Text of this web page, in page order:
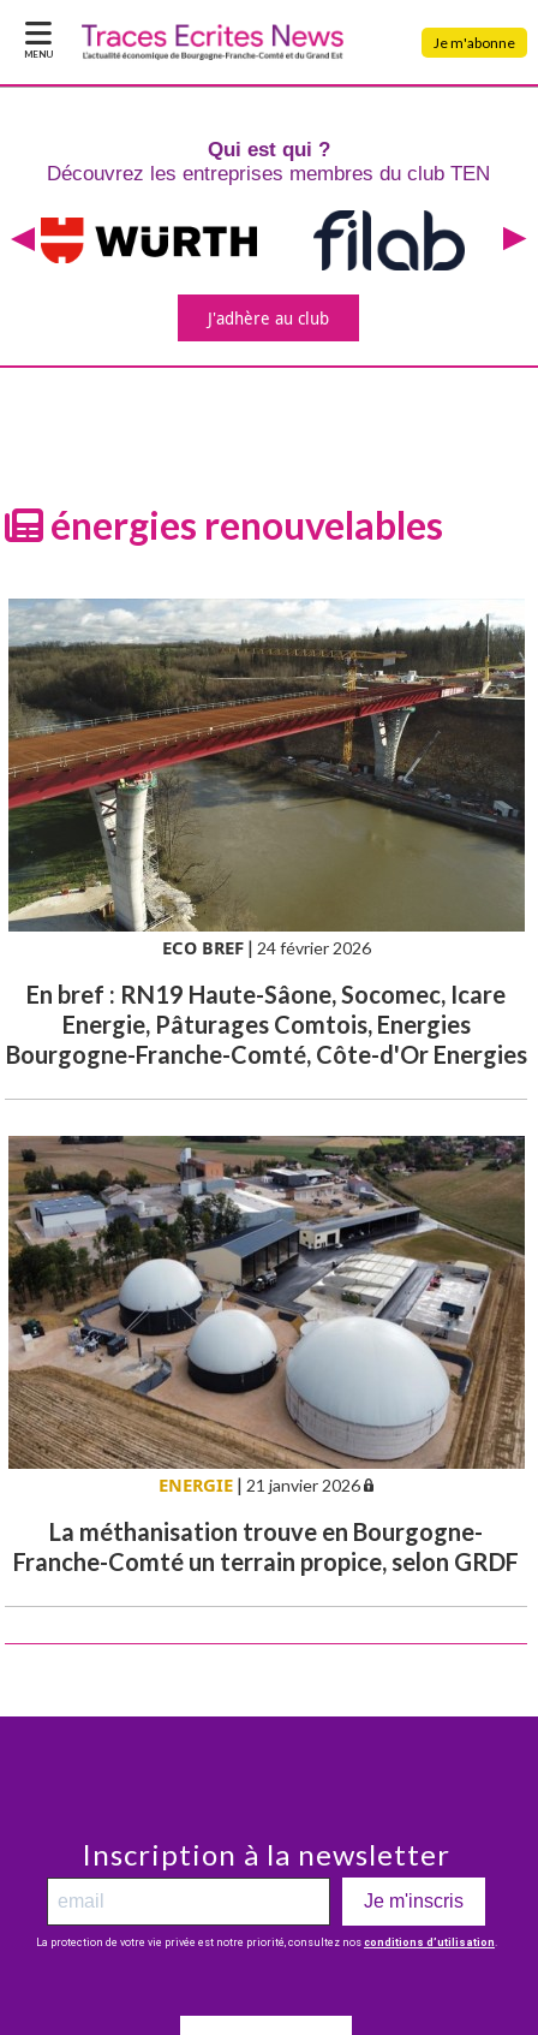
MENU
Je m'abonne
Qui est qui ?
Découvrez les entreprises membres du club TEN
J'adhèreau club
énergies renouvelables
ECO BREF| 24 février 2026
En bref : RN19 Haute-Sâone, Socomec, Icare
Energie, Pâturages Comtois, Energies
Bourgogne-Franche-Comté, Côte-d'Or Energies
ENERGIE | 21 janvier 2026
La méthanisation trouve en Bourgogne-
Franche-Comté un terrain propice, selon GRDF
Inscription à la newsletter
Je m'inscris
La protection de votre vie privée est notre priorité, consultez nos conditions d’utilisation